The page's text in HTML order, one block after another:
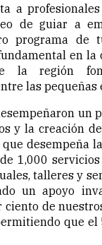
a
de guiar a
programa de
en la
la región
las pequeñas
un
y la creación
desempeña
1,000
talleres y
un apoyo
de
que